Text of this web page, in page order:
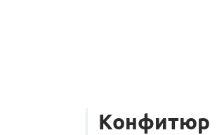
Конфитюр